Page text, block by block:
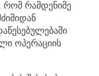
რომ რამდენიმე
ოპერაციის